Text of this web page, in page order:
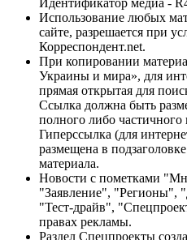
Использование любых
сайте, разрешается при
Корреспондент.net.
При копировании
Украины и мира», для
прямая открытая для
Ссылка должна быть
полного либо частичного
Гиперссылка (для
размещена в
материала.
Новости с пометками
"Заявление", "Регионы",
"Тест-драйв",
правах рекламы.
Раздел Спецпроекты